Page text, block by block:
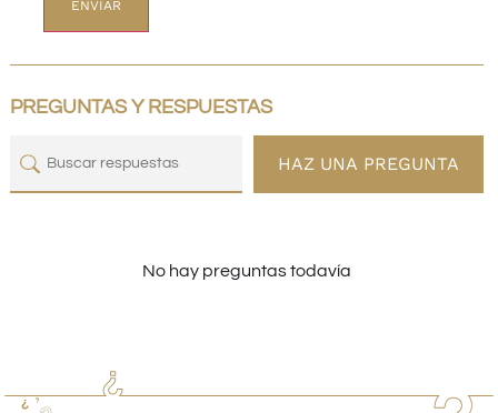
PREGUNTAS Y RESPUESTAS
HAZ UNA PREGUNTA
No hay preguntas todavía